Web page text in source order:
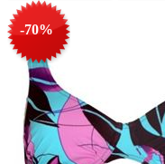
-70%